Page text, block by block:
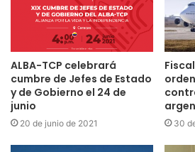
ALBA-TCP celebrará
cumbre de Jefes de Estado
y de Gobierno el 24 de
junio
20 de junio de 2021 30